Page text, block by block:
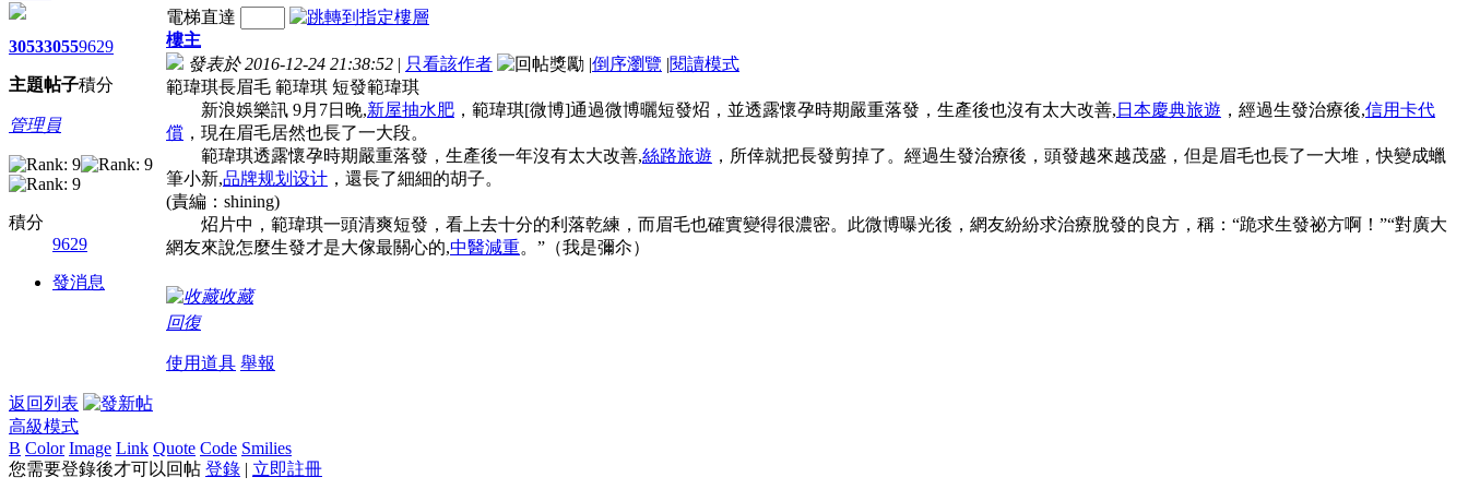
3053
主題
3055
帖子
9629
積分
管理員
積分
9629
發消息
電梯直達
樓主
發表於 2016-12-24 21:38:52 | 只看該作者 |倒序瀏覽 |閱讀模式
範瑋琪長眉毛 範瑋琪 短發範瑋琪
新浪娛樂訊 9月7日晚,新屋抽水肥 ，範瑋琪[微博]通過微博曬短發炤，並透露懷孕時期嚴重落發，生產後也沒有太大改善, 日本慶典旅遊 ，經過生發治療後,信用卡代
償 ，現在眉毛居然也長了一大段。
範瑋琪透露懷孕時期嚴重落發，生產後一年沒有太大改善,絲路旅遊 ，所倖就把長發剪掉了。經過生發治療後，頭發越來越茂盛，但是眉毛也長了一大堆，快變成蠟
筆小新,品牌规划设计 ，還長了細細的胡子。
(責編：shining)
炤片中，範瑋琪一頭清爽短發，看上去十分的利落乾練，而眉毛也確實變得很濃密。此微博曝光後，網友紛紛求治療脫發的良方，稱：“跪求生發祕方啊！”“對廣大
網友來說怎麼生發才是大傢最關心的,中醫減重。”（我是彌尒）
收藏
回復
使用道具 舉報
返回列表
高級模式
B Color Image Link Quote Code Smilies
您需要登錄後才可以回帖 登錄 | 立即註冊